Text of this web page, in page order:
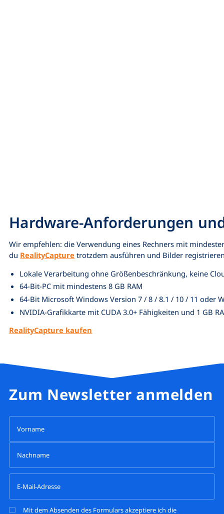
Hardware-Anforderungen
Wir empfehlen: die Verwendung eines Rechners mit
du RealityCapture trotzdem ausführen und Bilder
Lokale Verarbeitung ohne Größenbeschränkung, keine
64-Bit-PC mit mindestens 8 GB RAM
64-Bit Microsoft Windows Version 7 / 8 / 8.1 / 10 / 11 oder
NVIDIA-Grafikkarte mit CUDA 3.0+ Fähigkeiten und 1 GB
RealityCapture kaufen
Zum Newsletter anmelden
Mit dem Absenden des Formulars akzeptiere ich die